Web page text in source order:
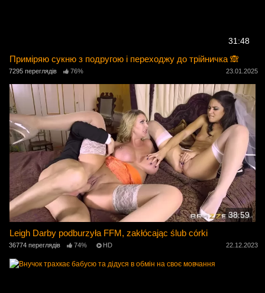
31:48
Приміряю сукню з подругою і переходжу до трійничка 🙈
7295 переглядів 76% 23.01.2025
38:59
Leigh Darby podburzyła FFM, zakłócając ślub córki
36774 переглядів 74% HD 22.12.2023